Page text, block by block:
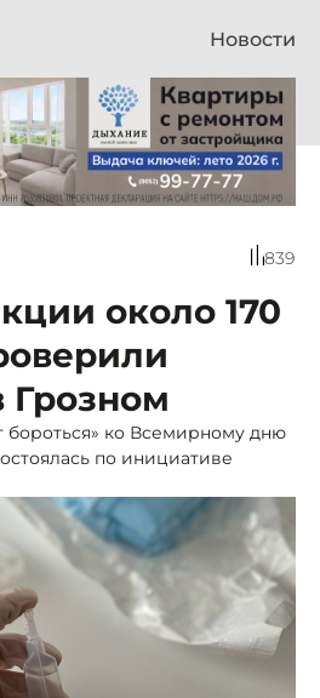
Новости
839
около 170
Грозном
ко Всемирному дню
по инициативе